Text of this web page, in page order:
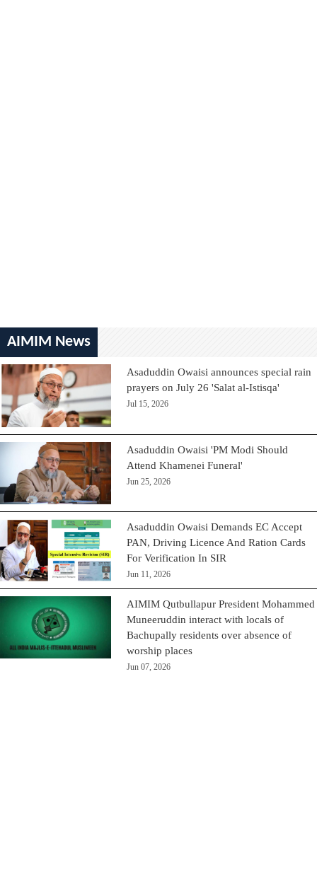
AIMIM News
Asaduddin Owaisi announces special rain
prayers on July 26 'Salat al-Istisqa'
Jul 15, 2026
Asaduddin Owaisi 'PM Modi Should
Attend Khamenei Funeral'
Jun 25, 2026
Asaduddin Owaisi Demands EC Accept
PAN, Driving Licence And Ration Cards
For Verification In SIR
Jun 11, 2026
AIMIM Qutbullapur President Mohammed
Muneeruddin interact with locals of
Bachupally residents over absence of
worship places
Jun 07, 2026